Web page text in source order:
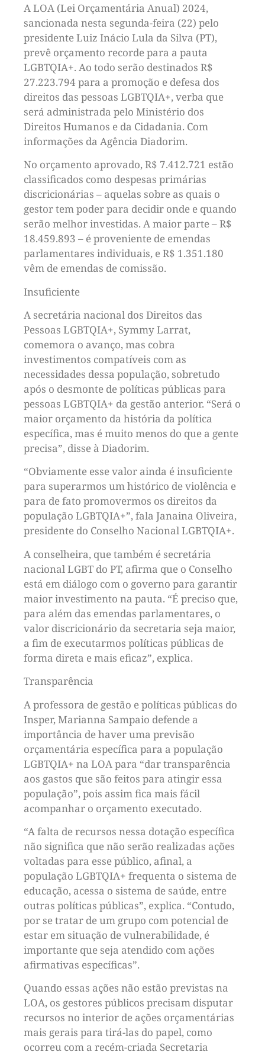
A LOA (Lei Orçamentária Anual) 2024,
sancionada nesta segunda-feira (22) pelo
presidente Luiz Inácio Lula da Silva (PT),
prevê orçamento recorde para a pauta
LGBTQIA+. Ao todo serão destinados R$
27.223.794 para a promoção e defesa dos
direitos das pessoas LGBTQIA+, verba que
será administrada pelo Ministério dos
Direitos Humanos e da Cidadania. Com
informações da Agência Diadorim.
No orçamento aprovado, R$ 7.412.721 estão
classificados como despesas primárias
discricionárias – aquelas sobre as quais o
gestor tem poder para decidir onde e quando
serão melhor investidas. A maior parte – R$
18.459.893 – é proveniente de emendas
parlamentares individuais, e R$ 1.351.180
vêm de emendas de comissão.
Insuficiente
A secretária nacional dos Direitos das
Pessoas LGBTQIA+, Symmy Larrat,
comemora o avanço, mas cobra
investimentos compatíveis com as
necessidades dessa população, sobretudo
após o desmonte de políticas públicas para
pessoas LGBTQIA+ da gestão anterior. “Será o
maior orçamento da história da política
específica, mas é muito menos do que a gente
precisa”, disse à Diadorim.
“Obviamente esse valor ainda é insuficiente
para superarmos um histórico de violência e
para de fato promovermos os direitos da
população LGBTQIA+”, fala Janaina Oliveira,
presidente do Conselho Nacional LGBTQIA+.
A conselheira, que também é secretária
nacional LGBT do PT, afirma que o Conselho
está em diálogo com o governo para garantir
maior investimento na pauta. “É preciso que,
para além das emendas parlamentares, o
valor discricionário da secretaria seja maior,
a fim de executarmos políticas públicas de
forma direta e mais eficaz”, explica.
Transparência
A professora de gestão e políticas públicas do
Insper, Marianna Sampaio defende a
importância de haver uma previsão
orçamentária específica para a população
LGBTQIA+ na LOA para “dar transparência
aos gastos que são feitos para atingir essa
população”, pois assim fica mais fácil
acompanhar o orçamento executado.
“A falta de recursos nessa dotação específica
não significa que não serão realizadas ações
voltadas para esse público, afinal, a
população LGBTQIA+ frequenta o sistema de
educação, acessa o sistema de saúde, entre
outras políticas públicas”, explica. “Contudo,
por se tratar de um grupo com potencial de
estar em situação de vulnerabilidade, é
importante que seja atendido com ações
afirmativas específicas”.
Quando essas ações não estão previstas na
LOA, os gestores públicos precisam disputar
recursos no interior de ações orçamentárias
mais gerais para tirá-las do papel, como
ocorreu com a recém-criada Secretaria